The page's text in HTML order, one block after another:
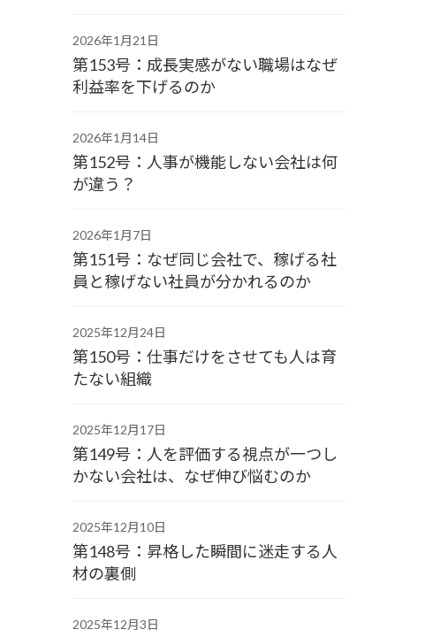
2026年1月21日
第153号：成長実感がない職場はなぜ
利益率を下げるのか
2026年1月14日
第152号：人事が機能しない会社は何
が違う？
2026年1月7日
第151号：なぜ同じ会社で、稼げる社
員と稼げない社員が分かれるのか
2025年12月24日
第150号：仕事だけをさせても人は育
たない組織
2025年12月17日
第149号：人を評価する視点が一つし
かない会社は、なぜ伸び悩むのか
2025年12月10日
第148号：昇格した瞬間に迷走する人
材の裏側
2025年12月3日